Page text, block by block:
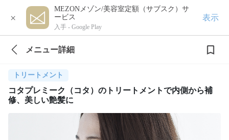
×
MEZONメゾン/美容室定額（サブスク）サ
ービス
入手 - Google Play
表示
メニュー詳細
トリートメント
コタプレミーク（コタ）のトリートメントで内側から補
修、美しい艶髪に